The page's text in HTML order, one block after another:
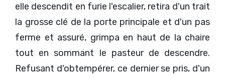
elle descendit en furie l'escalier, retira d'un trait
la grosse clé de la porte principale et d'un pas
ferme et assuré, grimpa en haut de la chaire
tout en sommant le pasteur de descendre.
Refusant d'obtempérer, ce dernier se pris, d'un